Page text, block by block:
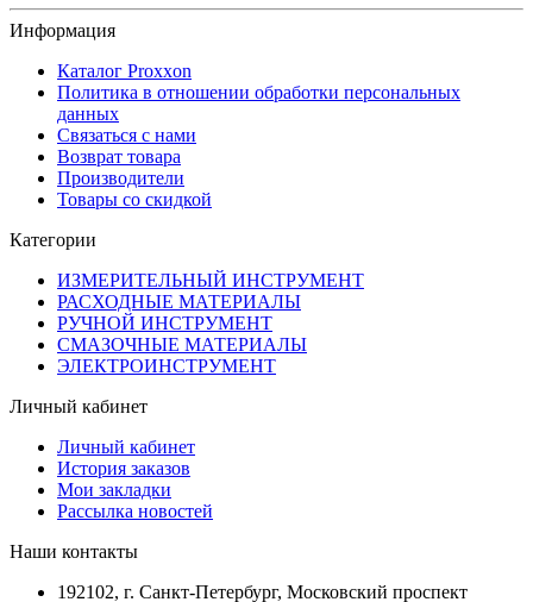
Информация
Каталог Proxxon
Политика в отношении обработки персональных
данных
Связаться с нами
Возврат товара
Производители
Товары со скидкой
Категории
ИЗМЕРИТЕЛЬНЫЙ ИНСТРУМЕНТ
РАСХОДНЫЕ МАТЕРИАЛЫ
РУЧНОЙ ИНСТРУМЕНТ
СМАЗОЧНЫЕ МАТЕРИАЛЫ
ЭЛЕКТРОИНСТРУМЕНТ
Личный кабинет
Личный кабинет
История заказов
Мои закладки
Рассылка новостей
Наши контакты
192102, г. Санкт-Петербург, Московский проспект